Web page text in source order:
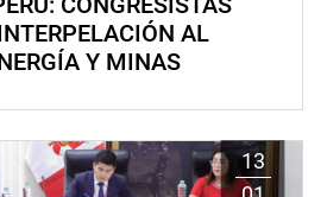
AL
Y MINAS
13